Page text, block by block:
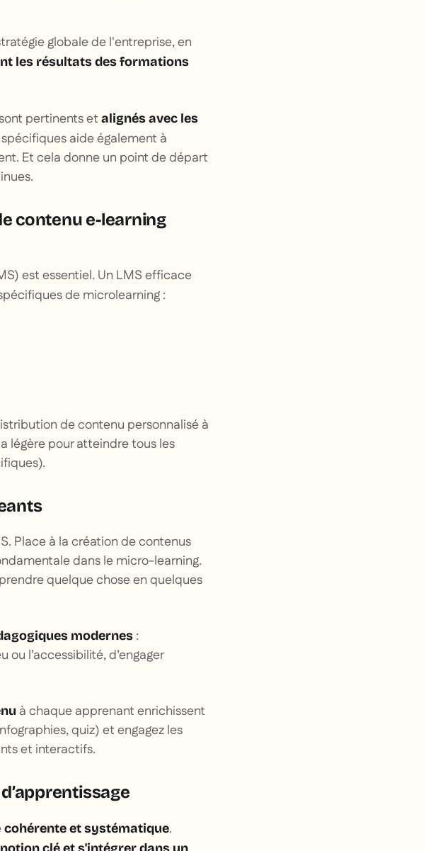
globale de l'entreprise, en
les résultats des formations
pertinents et alignés avec les
aide également à
Et cela donne un point de départ
contenu e-learning
est essentiel. Un LMS efficace
de microlearning :
de contenu personnalisé à
légère pour atteindre tous les
Place à la création de contenus
dans le micro-learning.
quelque chose en quelques
modernes :
l’accessibilité, d’engager
à chaque apprenant enrichissent
quiz) et engagez les
et interactifs.
cohérente et systématique.
clé et s'intégrer dans un